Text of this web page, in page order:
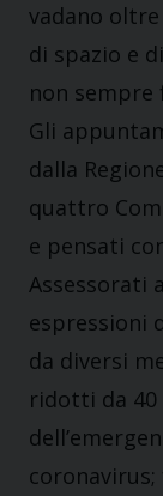
vadano
di spazio e
non sempre
Gli
dalla
quattro
e pensati
Assessorati
espressioni
da diversi
ridotti da 40